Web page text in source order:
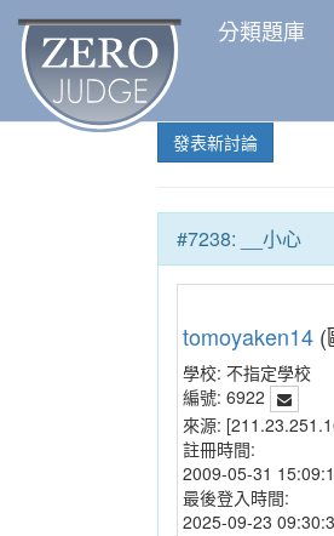
分類題庫
發表新討論
#7238: __小心
tomoyaken14 (
學校: 不指定學校
編號: 6922
來源:
註冊時間:
2009-05-31
最後登入時間:
2025-09-23